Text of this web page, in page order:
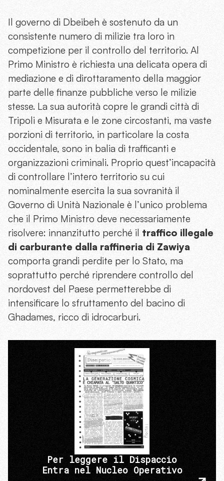
Il governo di Dbeibeh è sostenuto da un
consistente numero di milizie tra loro in
competizione per il controllo del territorio. Al
Primo Ministro è richiesta una delicata opera di
mediazione e di dirottaramento della maggior
parte delle finanze pubbliche verso le milizie
stesse. La sua autorità copre le grandi città di
Tripoli e Misurata e le zone circostanti, ma vaste
porzioni di territorio, in particolare la costa
occidentale, sono in balia di trafficanti e
organizzazioni criminali. Proprio quest’incapacità
di controllare l’intero territorio su cui
nominalmente esercita la sua sovranità il
Governo di Unità Nazionale è l’unico problema
che il Primo Ministro deve necessariamente
risolvere: innanzitutto perché il traffico illegale
di carburante dalla raffineria di Zawiya
comporta grandi perdite per lo Stato, ma
soprattutto perché riprendere controllo del
nordovest del Paese permetterebbe di
intensificare lo sfruttamento del bacino di
Ghadames, ricco di idrocarburi.
Per leggere il Dispaccio
Entra nel Nucleo Operativo